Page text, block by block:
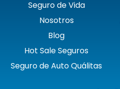
Seguro de Vida
Nosotros
Blog
Hot Sale Seguros
Seguro de Auto Quálitas